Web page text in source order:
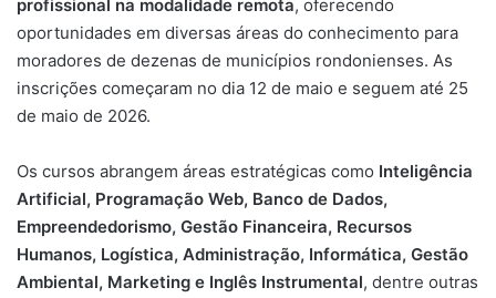
profissional na modalidade remota, oferecendo
oportunidades em diversas áreas do conhecimento para
moradores de dezenas de municípios rondonienses. As
inscrições começaram no dia 12 de maio e seguem até 25
de maio de 2026.
Os cursos abrangem áreas estratégicas como Inteligência
Artificial, Programação Web, Banco de Dados,
Empreendedorismo, Gestão Financeira, Recursos
Humanos, Logística, Administração, Informática, Gestão
Ambiental, Marketing e Inglês Instrumental, dentre outras